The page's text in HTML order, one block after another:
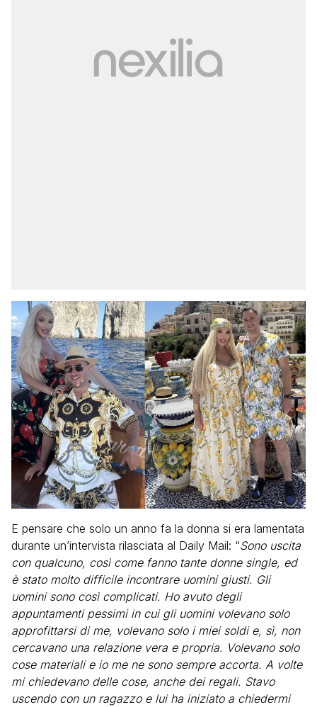
E pensare che solo un anno fa la donna si era lamentata
durante un’intervista rilasciata al Daily Mail: “Sono uscita
con qualcuno, così come fanno tante donne single, ed
è stato molto difficile incontrare uomini giusti. Gli
uomini sono così complicati. Ho avuto degli
appuntamenti pessimi in cui gli uomini volevano solo
approfittarsi di me, volevano solo i miei soldi e, sì, non
cercavano una relazione vera e propria. Volevano solo
cose materiali e io me ne sono sempre accorta. A volte
mi chiedevano delle cose, anche dei regali. Stavo
uscendo con un ragazzo e lui ha iniziato a chiedermi